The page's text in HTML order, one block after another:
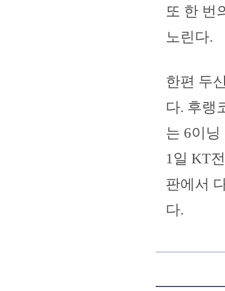
또 한 번
노린다.
한편 두
다. 후랭
는 6이
1일 KT
판에서
다.